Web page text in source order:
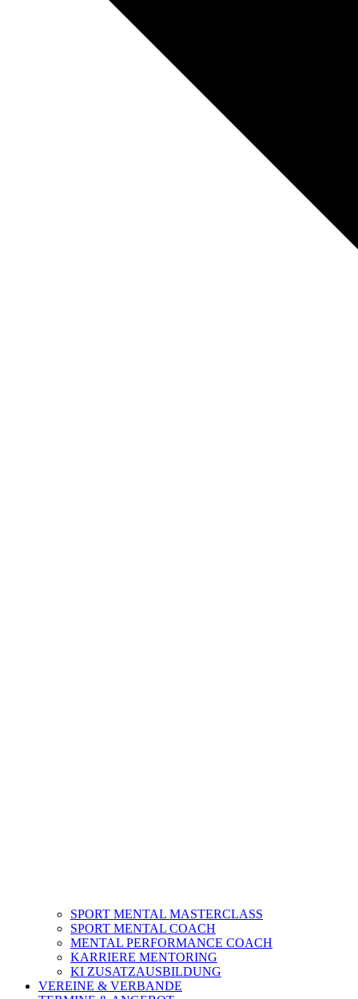
SPORT MENTAL MASTERCLASS
SPORT MENTAL COACH
MENTAL PERFORMANCE COACH
KARRIERE MENTORING
KI ZUSATZAUSBILDUNG
VEREINE & VERBANDE